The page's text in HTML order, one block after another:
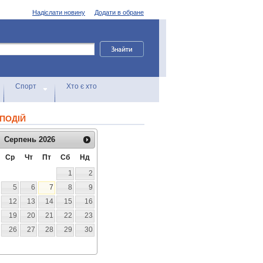
Додати в обране
Надіслати новину
Спорт Хто є хто
Серпень 2026
Ср Чт Пт Сб
Нд
1
2
5 6 7 8
9
12 13 14 15
16
19 20 21 22
23
26 27 28 29
30